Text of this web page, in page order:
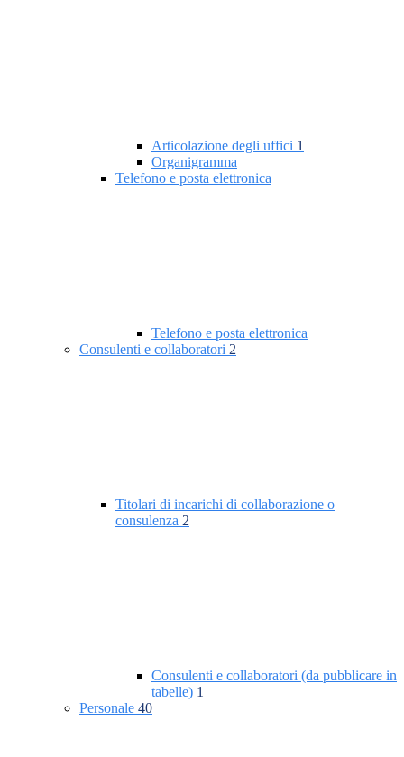
Articolazione degli uffici 1
Organigramma
Telefono e posta elettronica
Telefono e posta elettronica
Consulenti e collaboratori 2
Titolari di incarichi di collaborazione o
consulenza 2
Consulenti e collaboratori (da pubblicare in
tabelle) 1
Personale 40